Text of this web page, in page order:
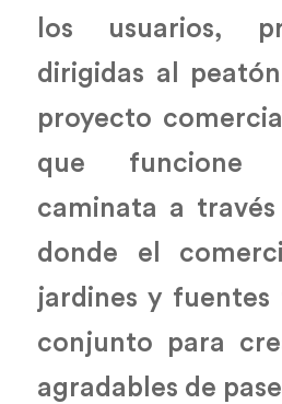
los usuarios,
dirigidas al
proyecto
que funcione
caminata a
donde el
jardines y fuentes
conjunto para
agradables de